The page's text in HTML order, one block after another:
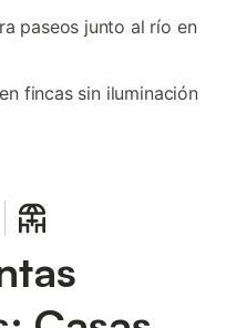
paseos junto al río en
fincas sin iluminación